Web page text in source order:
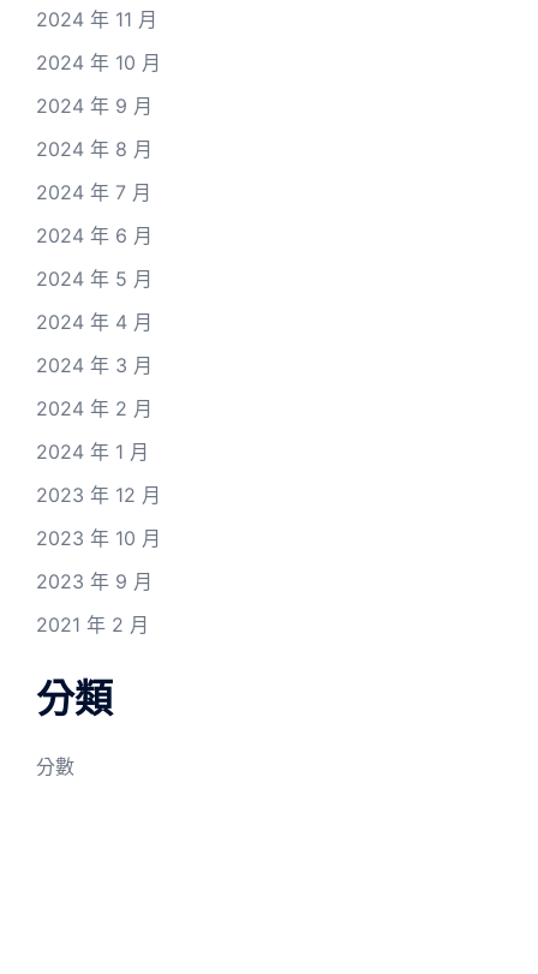
2024 年 11 月
2024 年 10 月
2024 年 9 月
2024 年 8 月
2024 年 7 月
2024 年 6 月
2024 年 5 月
2024 年 4 月
2024 年 3 月
2024 年 2 月
2024 年 1 月
2023 年 12 月
2023 年 10 月
2023 年 9 月
2021 年 2 月
分類
分數